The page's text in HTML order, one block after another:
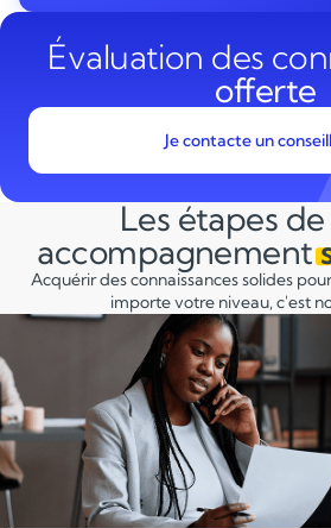
Évaluation des
offerte
Je contacte un
Les étapes
accompagnement
Acquérir des connaissances solides
importe votre niveau, c'est